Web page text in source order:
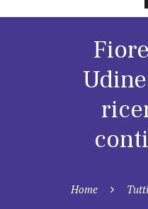
Home